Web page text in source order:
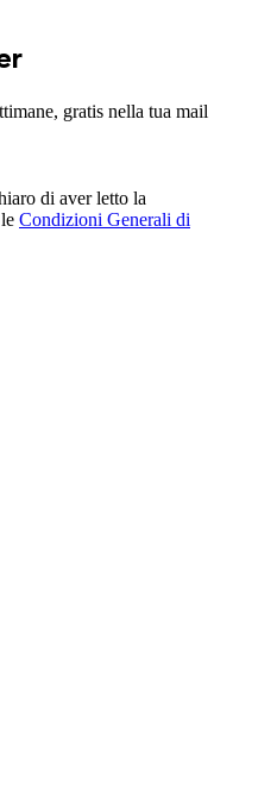
gratis nella tua mail
di aver letto la
Condizioni Generali di